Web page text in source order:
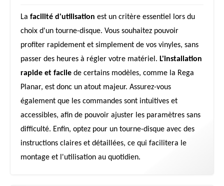
La facilité d'utilisation est un critère essentiel lors du
choix d'un tourne-disque. Vous souhaitez pouvoir
profiter rapidement et simplement de vos vinyles, sans
passer des heures à régler votre matériel. L'installation
rapide et facile de certains modèles, comme la Rega
Planar, est donc un atout majeur. Assurez-vous
également que les commandes sont intuitives et
accessibles, afin de pouvoir ajuster les paramètres sans
difficulté. Enfin, optez pour un tourne-disque avec des
instructions claires et détaillées, ce qui facilitera le
montage et l'utilisation au quotidien.